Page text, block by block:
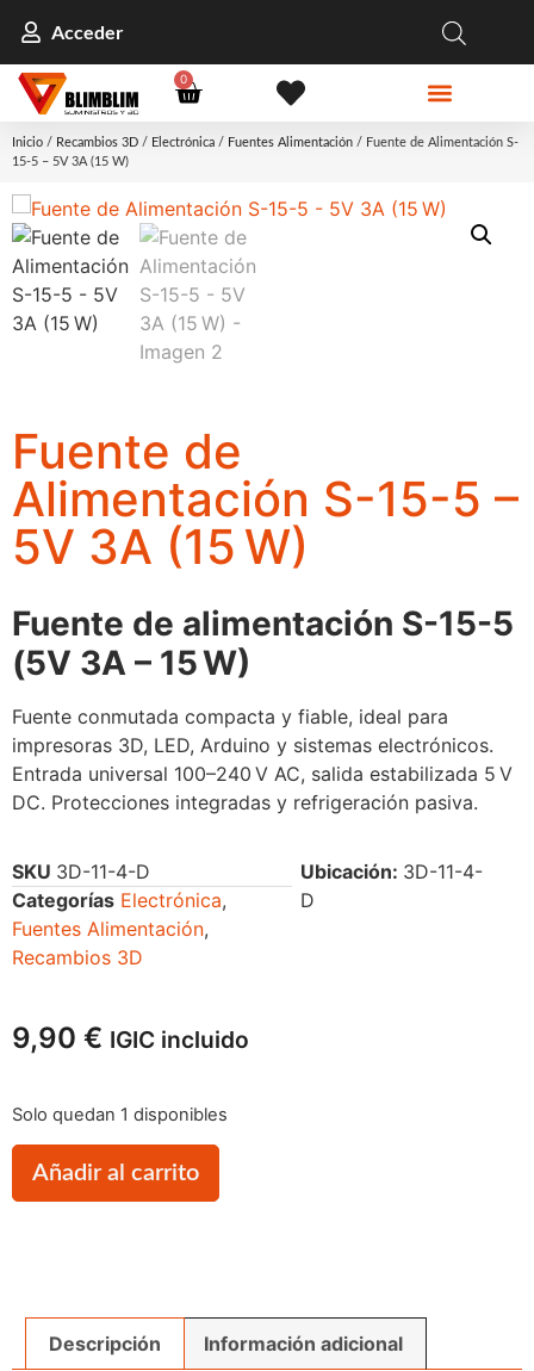
Acceder
0
Inicio / Recambios 3D / Electrónica / Fuentes Alimentación / Fuente de Alimentación S-
15-5 – 5V 3A (15 W)
Fuente de
Alimentación S-15-5 –
5V 3A (15 W)
Fuente de alimentación S-15-5
(5V 3A – 15 W)
Fuente conmutada compacta y fiable, ideal para
impresoras 3D, LED, Arduino y sistemas electrónicos.
Entrada universal 100–240 V AC, salida estabilizada 5 V
DC. Protecciones integradas y refrigeración pasiva.
SKU 3D-11-4-D
Categorías Electrónica,
Fuentes Alimentación,
Recambios 3D
Ubicación: 3D-11-4-
D
9,90 € IGIC incluido
Solo quedan 1 disponibles
Añadir al carrito
Descripción Información adicional